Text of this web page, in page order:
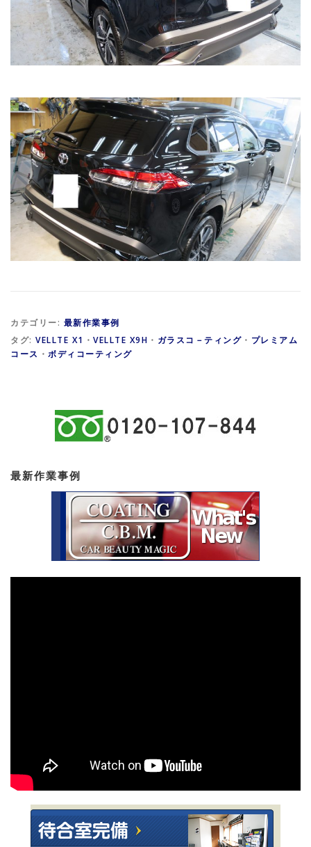
カテゴリー: 最新作業事例
タグ: VELLTE X1 ・ VELLTE X9H ・ ガラスコ－ティング ・ プレミアム
コース ・ ボディコーティング
最新作業事例